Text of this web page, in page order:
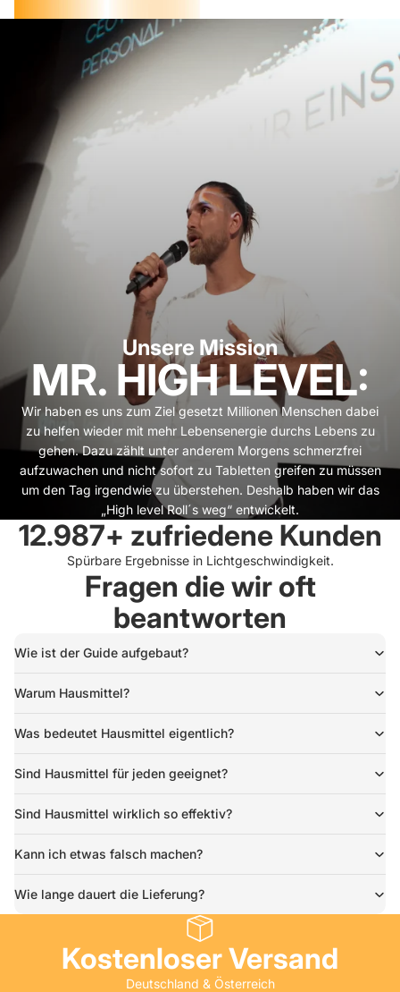
Unsere Mission
MR. HIGH LEVEL:
Wir haben es uns zum Ziel gesetzt Millionen Menschen dabei
zu helfen wieder mit mehr Lebensenergie durchs Lebens zu
gehen. Dazu zählt unter anderem Morgens schmerzfrei
aufzuwachen und nicht sofort zu Tabletten greifen zu müssen
um den Tag irgendwie zu überstehen. Deshalb haben wir das
„High level Roll´s weg“ entwickelt.
12.987+ zufriedene Kunden
Spürbare Ergebnisse in Lichtgeschwindigkeit.
Fragen die wir oft
beantworten
Wie ist der Guide aufgebaut?
Warum Hausmittel?
Was bedeutet Hausmittel eigentlich?
Sind Hausmittel für jeden geeignet?
Sind Hausmittel wirklich so effektiv?
Kann ich etwas falsch machen?
Wie lange dauert die Lieferung?
Kostenloser Versand
Deutschland & Österreich